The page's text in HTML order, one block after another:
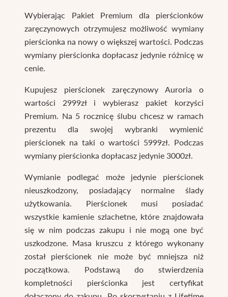
Wybierając Pakiet Premium dla pierścionków
zaręczynowych otrzymujesz możliwość wymiany
pierścionka na nowy o większej wartości. Podczas
wymiany pierścionka dopłacasz jedynie różnicę w
cenie.
Kupujesz pierścionek zaręczynowy Auroria o
wartości 2999zł i wybierasz pakiet korzyści
Premium. Na 5 rocznicę ślubu chcesz w ramach
prezentu dla swojej wybranki wymienić
pierścionek na taki o wartości 5999zł. Podczas
wymiany pierścionka dopłacasz jedynie 3000zł.
Wymianie podlegać może jedynie pierścionek
nieuszkodzony, posiadający normalne ślady
użytkowania. Pierścionek musi posiadać
wszystkie kamienie szlachetne, które znajdowała
się w nim podczas zakupu i nie mogą one być
uszkodzone. Masa kruszcu z którego wykonany
został pierścionek nie może być mniejsza niż
początkowa. Podstawą do stwierdzenia
kompletności pierścionka jest certyfikat